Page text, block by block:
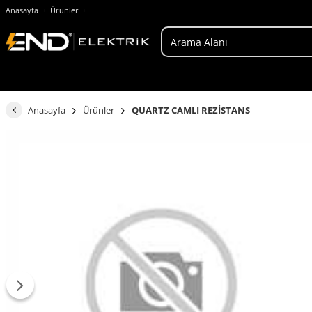
Anasayfa Ürünler
Anasayfa Ürünler QUARTZ CAMLI REZİSTANS